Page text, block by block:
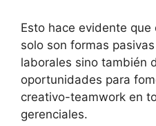
Esto hace evidente
solo son formas
laborales sino también
oportunidades para
creativo-teamwork en
gerenciales.